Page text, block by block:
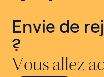
Envie de
?
Vous allez